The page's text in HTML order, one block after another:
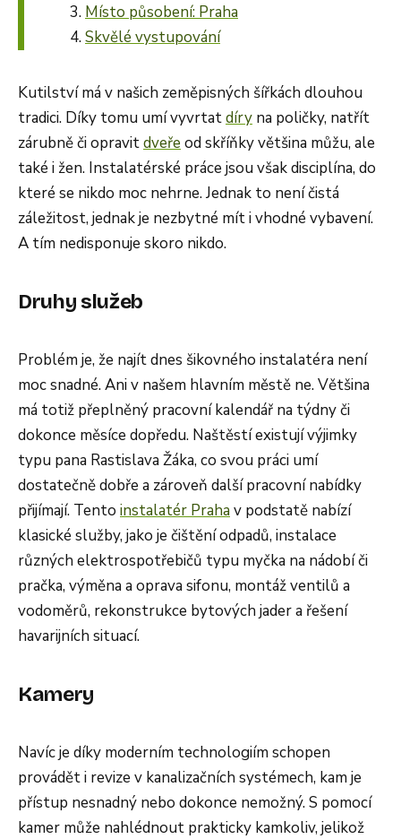
Místo působení: Praha
Skvělé vystupování
Kutilství má v našich zeměpisných šířkách dlouhou
tradici. Díky tomu umí vyvrtatdíry na poličky, natřít
zárubně či opravitdveře od skříňky většina můžu, ale
také i žen. Instalatérské práce jsou však disciplína, do
které se nikdo moc nehrne. Jednak to není čistá
záležitost, jednak je nezbytné mít i vhodné vybavení.
A tím nedisponuje skoro nikdo.
Druhy služeb
Problém je, že najít dnes šikovného instalatéra není
moc snadné. Ani v našem hlavním městě ne. Většina
má totiž přeplněný pracovní kalendář na týdny či
dokonce měsíce dopředu. Naštěstí existují výjimky
typu pana Rastislava Žáka, co svou práci umí
dostatečně dobře a zároveň další pracovní nabídky
přijímají. Tento instalatér Prahav podstatě nabízí
klasické služby, jako je čištění odpadů, instalace
různých elektrospotřebičů typu myčka na nádobí či
pračka, výměna a oprava sifonu, montáž ventilů a
vodoměrů, rekonstrukce bytových jader a řešení
havarijních situací.
Kamery
Navíc je díky moderním technologiím schopen
provádět i revize v kanalizačních systémech, kam je
přístup nesnadný nebo dokonce nemožný. S pomocí
kamer může nahlédnout prakticky kamkoliv, jelikož